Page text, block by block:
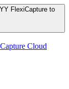
FlexiCapture to
Cloud